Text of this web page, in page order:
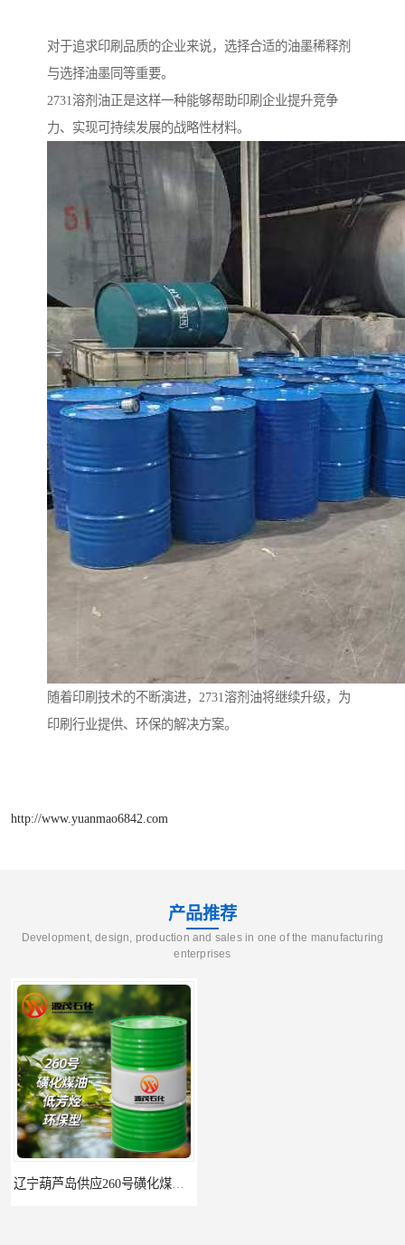
对于追求印刷品质的企业来说，选择合适的油墨稀释剂
与选择油墨同等重要。
2731溶剂油正是这样一种能够帮助印刷企业提升竞争
力、实现可持续发展的战略性材料。
随着印刷技术的不断演进，2731溶剂油将继续升级，为
印刷行业提供、环保的解决方案。
http://www.yuanmao6842.com
产品推荐
Development, design, production and sales in one of the manufacturing
enterprises
辽宁葫芦岛供应260号磺化煤油电解铜电解镍钴稀释剂